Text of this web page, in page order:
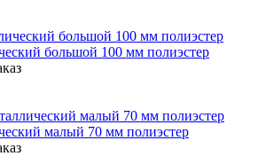
большой 100 мм полиэстер
малый 70 мм полиэстер